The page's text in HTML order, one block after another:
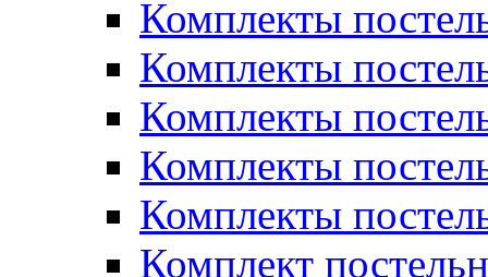
Комплекты
Комплекты
Комплекты
Комплекты
Комплекты
Комплект